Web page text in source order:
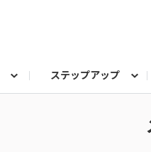
ステップアップ